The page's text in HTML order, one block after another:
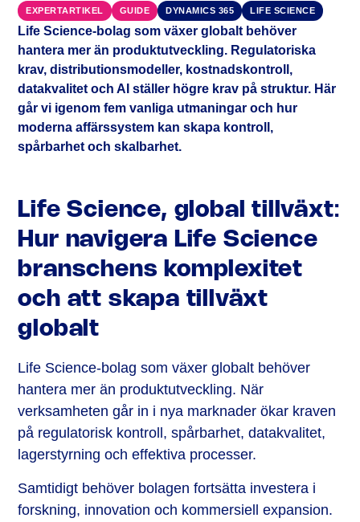
EXPERTARTIKEL GUIDE DYNAMICS 365 LIFE SCIENCE
Life Science-bolag som växer globalt behöver
hantera mer än produktutveckling. Regulatoriska
krav, distributionsmodeller, kostnadskontroll,
datakvalitet och AI ställer högre krav på struktur. Här
går vi igenom fem vanliga utmaningar och hur
moderna affärssystem kan skapa kontroll,
spårbarhet och skalbarhet.
Life Science, global tillväxt:
Hur navigera Life Science
branschens komplexitet
och att skapa tillväxt
globalt
Life Science-bolag som växer globalt behöver
hantera mer än produktutveckling. När
verksamheten går in i nya marknader ökar kraven
på regulatorisk kontroll, spårbarhet, datakvalitet,
lagerstyrning och effektiva processer.
Samtidigt behöver bolagen fortsätta investera i
forskning, innovation och kommersiell expansion.